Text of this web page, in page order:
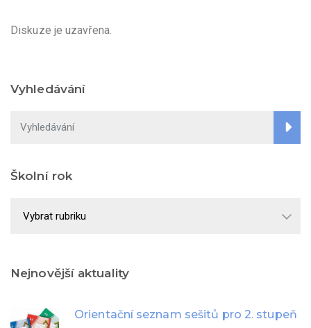
Diskuze je uzavřena.
Vyhledávání
Školní rok
rok
Nejnovější aktuality
Orientační seznam sešitů pro 2. stupeň